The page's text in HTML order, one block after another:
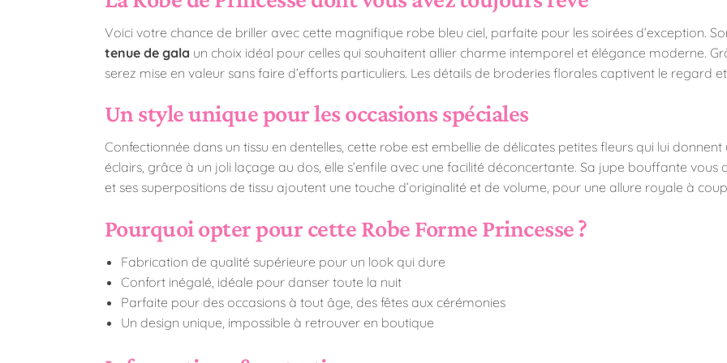
Voici votre chance de briller avec cette magnifique robe bleu ciel, parfaite pour les soirées d’exception.
tenue de gala un choix idéal pour celles qui souhaitent allier charme intemporel et élégance moderne.
serez mise en valeur sans faire d’efforts particuliers. Les détails de broderies florales captivent le regard
Un style unique pour les occasions spéciales
Confectionnée dans un tissu en dentelles, cette robe est embellie de délicates petites fleurs qui lui
éclairs, grâce à un joli laçage au dos, elle s’enfile avec une facilité déconcertante. Sa jupe bouffante
et ses superpositions de tissu ajoutent une touche d’originalité et de volume, pour une allure royale à
Pourquoi opter pour cette Robe Forme Princesse ?
Fabrication de qualité supérieure pour un look qui dure
Confort inégalé, idéale pour danser toute la nuit
Parfaite pour des occasions à tout âge, des fêtes aux cérémonies
Un design unique, impossible à retrouver en boutique